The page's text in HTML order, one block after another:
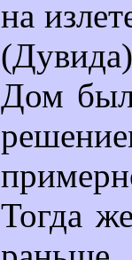
на
Дом
Тогда